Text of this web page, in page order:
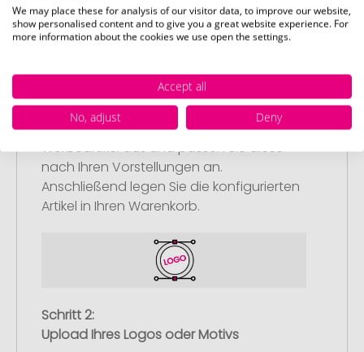
Artikelkonfiguration
Wählen Sie Ihre gewünschten
Werbeartikel aus und passen Sie diese
nach Ihren Vorstellungen an.
Anschließend legen Sie die konfigurierten
Artikel in Ihren Warenkorb.
Schritt 2:
Upload Ihres Logos oder Motivs
We may place these for analysis of our visitor data, to improve our website,
show personalised content and to give you a great website experience. For
more information about the cookies we use open the settings.
Accept all
No, adjust
Deny